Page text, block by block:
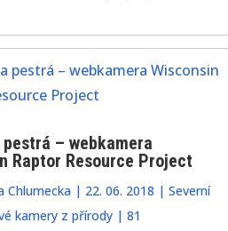
– webkamera
Raptor Resource Project
Chlumecka| 22. 06. 2018 | Severní
kamery z přírody| 81